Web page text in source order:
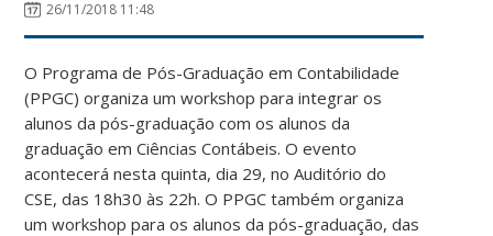
26/11/2018 11:48
O Programa de Pós-Graduação em Contabilidade
(PPGC) organiza um workshop para integrar os
alunos da pós-graduação com os alunos da
graduação em Ciências Contábeis. O evento
acontecerá nesta quinta, dia 29, no Auditório do
CSE, das 18h30 às 22h. O PPGC também organiza
um workshop para os alunos da pós-graduação, das